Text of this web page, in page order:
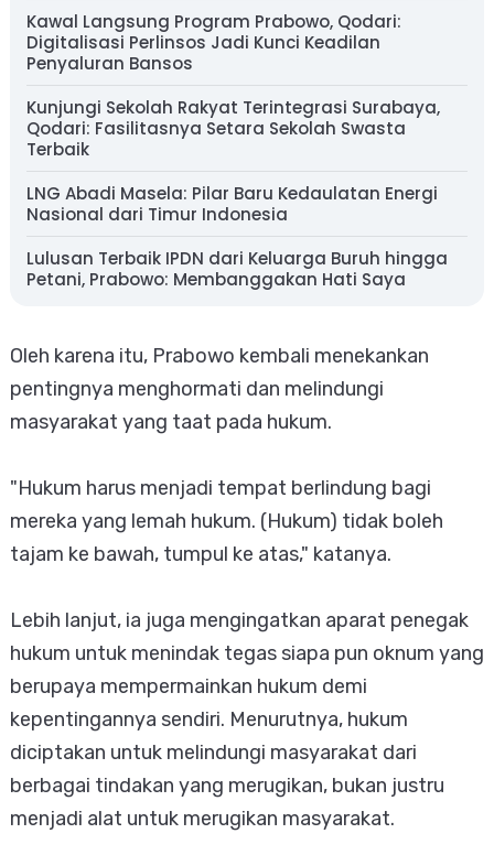
Kawal Langsung Program Prabowo, Qodari:
Digitalisasi Perlinsos Jadi Kunci Keadilan
Penyaluran Bansos
Kunjungi Sekolah Rakyat Terintegrasi Surabaya,
Qodari: Fasilitasnya Setara Sekolah Swasta
Terbaik
LNG Abadi Masela: Pilar Baru Kedaulatan Energi
Nasional dari Timur Indonesia
Lulusan Terbaik IPDN dari Keluarga Buruh hingga
Petani, Prabowo: Membanggakan Hati Saya
Oleh karena itu, Prabowo kembali menekankan
pentingnya menghormati dan melindungi
masyarakat yang taat pada hukum.
"Hukum harus menjadi tempat berlindung bagi
mereka yang lemah hukum. (Hukum) tidak boleh
tajam ke bawah, tumpul ke atas," katanya.
Lebih lanjut, ia juga mengingatkan aparat penegak
hukum untuk menindak tegas siapa pun oknum yang
berupaya mempermainkan hukum demi
kepentingannya sendiri. Menurutnya, hukum
diciptakan untuk melindungi masyarakat dari
berbagai tindakan yang merugikan, bukan justru
menjadi alat untuk merugikan masyarakat.